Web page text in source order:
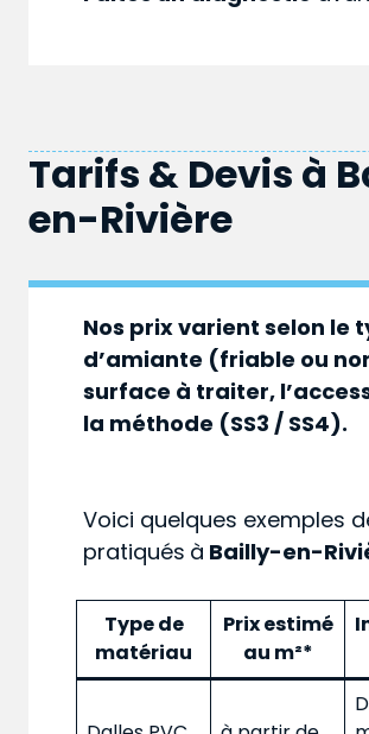
Tarifs & Devis à
en-Rivière
Nos prix varient selon le
d’amiante (friable ou
surface à traiter,
la méthode (SS3 / SS4).
Voici quelques exemples
pratiqués à Bailly-en-
Type de
matériau
Prix estimé
au m²*